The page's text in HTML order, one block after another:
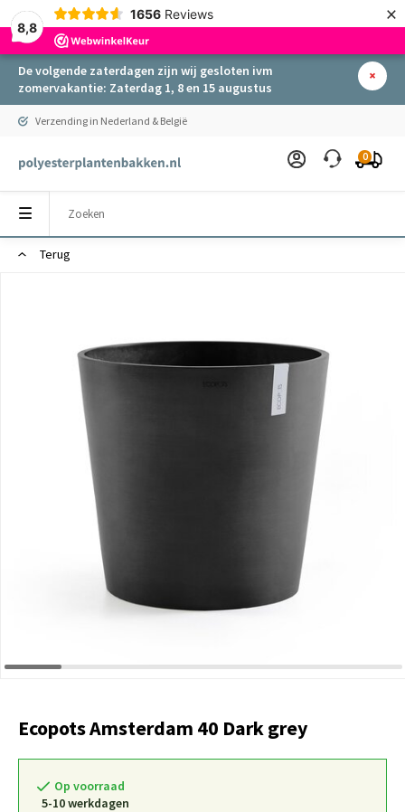
8,8
1656 Reviews ×
De volgende zaterdagen zijn wij gesloten ivm
zomervakantie: Zaterdag 1, 8 en 15 augustus
Verzending in Nederland & België
0
Terug
Ecopots Amsterdam 40 Dark grey
Op voorraad
5-10 werkdagen